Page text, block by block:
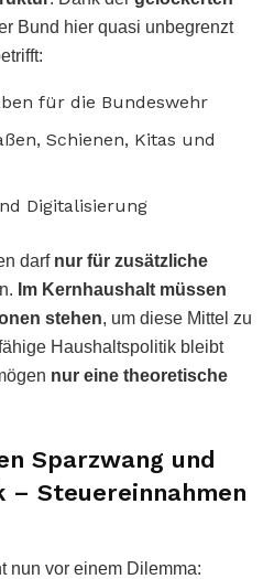
Bund hier quasi unbegrenzt
für die Bundeswehr
Schienen, Kitas und
Digitalisierung
darf nur für zusätzliche
Im Kernhaushalt müssen
stehen, um diese Mittel zu
Haushaltspolitik bleibt
nur eine theoretische
Sparzwang und
Steuereinnahmen
nun vor einem Dilemma: